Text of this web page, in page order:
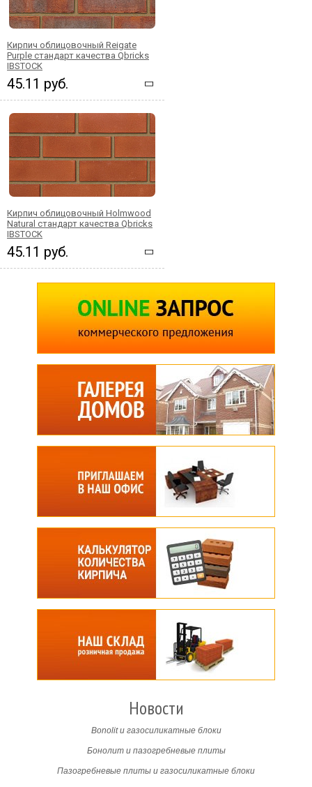
Кирпич облицовочный Reigate
Purple стандарт качества Qbricks
IBSTOCK
45.11 руб.
Кирпич облицовочный Holmwood
Natural стандарт качества Qbricks
IBSTOCK
45.11 руб.
Новости
Bonolit и газосиликатные блоки
Бонолит и пазогребневые плиты
Пазогребневые плиты и газосиликатные блоки